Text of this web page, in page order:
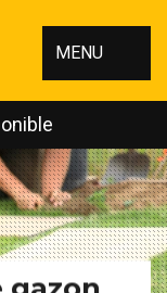
MENU